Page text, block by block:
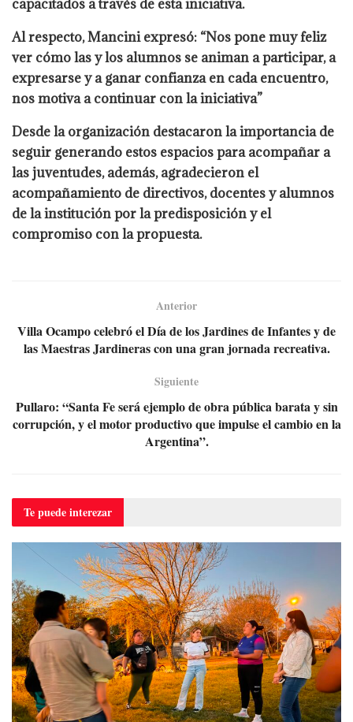
capacitados a través de esta iniciativa.
Al respecto, Mancini expresó: “Nos pone muy feliz
ver cómo las y los alumnos se animan a participar, a
expresarse y a ganar confianza en cada encuentro,
nos motiva a continuar con la iniciativa”
Desde la organización destacaron la importancia de
seguir generando estos espacios para acompañar a
las juventudes, además, agradecieron el
acompañamiento de directivos, docentes y alumnos
de la institución por la predisposición y el
compromiso con la propuesta.
Anterior
Villa Ocampo celebró el Día de los Jardines de Infantes y de
las Maestras Jardineras con una gran jornada recreativa.
Siguiente
Pullaro: “Santa Fe será ejemplo de obra pública barata y sin
corrupción, y el motor productivo que impulse el cambio en la
Argentina”.
Te puedeinterezar